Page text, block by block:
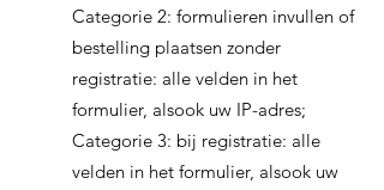
Categorie 2: formulieren invullen of
bestelling plaatsen zonder
registratie: alle velden in het
formulier, alsook uw IP-adres;
Categorie 3: bij registratie: alle
velden in het formulier, alsook uw